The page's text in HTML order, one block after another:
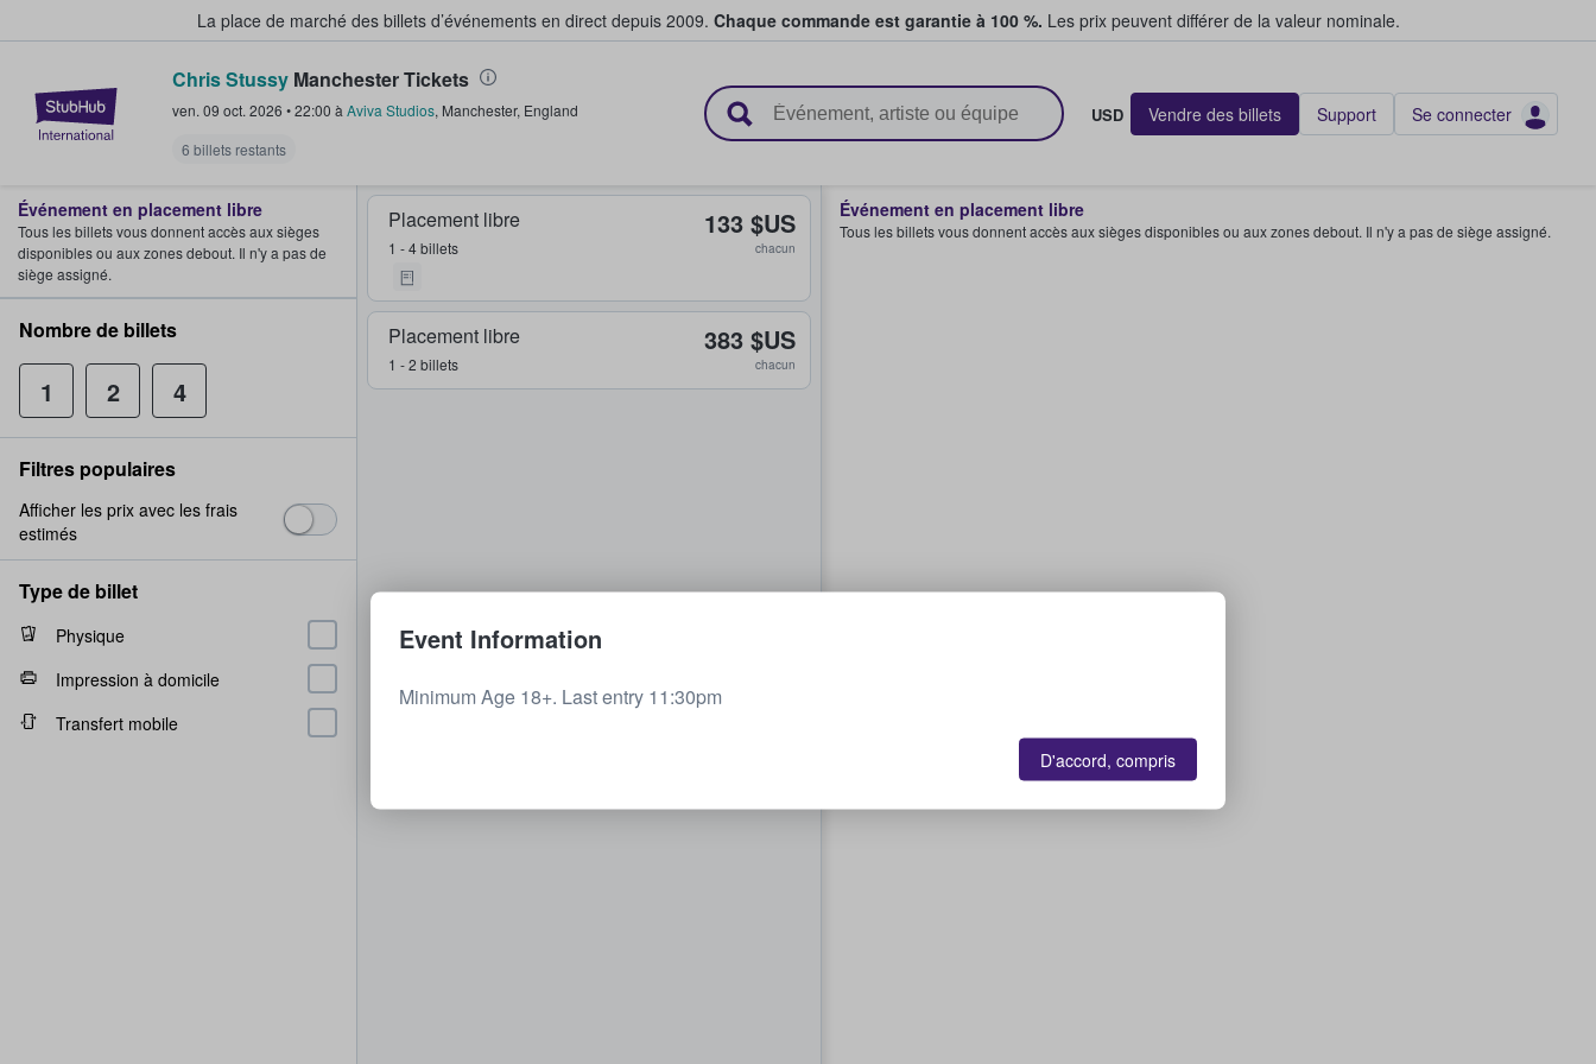
La place de marché des billets d’événements en direct depuis 2009. Chaque commande est garantie à 100 %. Les prix peuvent différer de la valeur nominale.
StubHub - Où les fans achètent et vendent des billets
Chris Stussy Manchester Tickets
ven. 09 oct. 2026 •22:00 à Aviva Studios, Manchester, England
6 billets restants
USD Vendre des billets Support Se connecter
Placement libre
1 - 4 billets
133 $US
chacun
Placement libre
1 - 2 billets
383 $US
chacun
Événement en placement libre
Tous les billets vous donnent accès aux sièges disponibles ou aux zones debout. Il n'y a pas de siège assigné.
Événement en placement libre
Tous les billets vous donnent accès aux sièges
disponibles ou aux zones debout. Il n'y a pas de
siège assigné.
Nombre de billets
1 2 4
Filtres populaires
Afficher les prix avec les frais
estimés
Type de billet
Physique
Impression à domicile
Transfert mobile
Event Information
Minimum Age 18+. Last entry 11:30pm
D'accord, compris